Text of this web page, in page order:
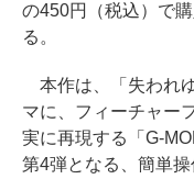
の450円（税込）で
る。
本作は、「失われ
マに、フィーチャー
実に再現する「G-
第4弾となる、簡単